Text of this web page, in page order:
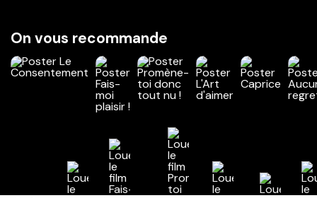
On vous recommande